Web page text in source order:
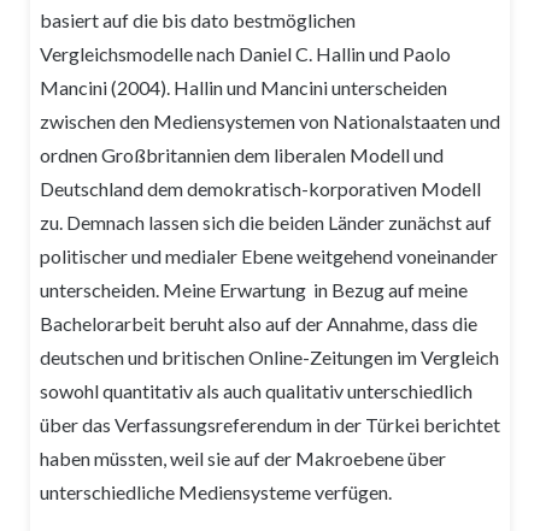
basiert auf die bis dato bestmöglichen
Vergleichsmodelle nach Daniel C. Hallin und Paolo
Mancini (2004). Hallin und Mancini unterscheiden
zwischen den Mediensystemen von Nationalstaaten und
ordnen Großbritannien dem liberalen Modell und
Deutschland dem demokratisch-korporativen Modell
zu. Demnach lassen sich die beiden Länder zunächst auf
politischer und medialer Ebene weitgehend voneinander
unterscheiden. Meine Erwartung in Bezug auf meine
Bachelorarbeit beruht also auf der Annahme, dass die
deutschen und britischen Online-Zeitungen im Vergleich
sowohl quantitativ als auch qualitativ unterschiedlich
über das Verfassungsreferendum in der Türkei berichtet
haben müssten, weil sie auf der Makroebene über
unterschiedliche Mediensysteme verfügen.